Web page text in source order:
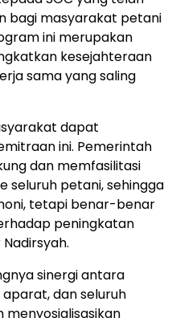
bagi masyarakat petani
ini merupakan
kesejahteraan
sama yang saling
dapat
ini. Pemerintah
dan memfasilitasi
seluruh petani, sehingga
tetapi benar-benar
peningkatan
sinergi antara
dan seluruh